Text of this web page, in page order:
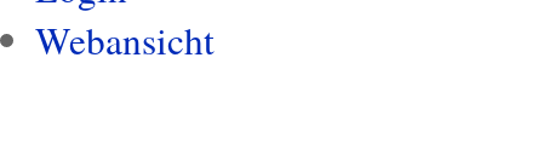
Webansicht